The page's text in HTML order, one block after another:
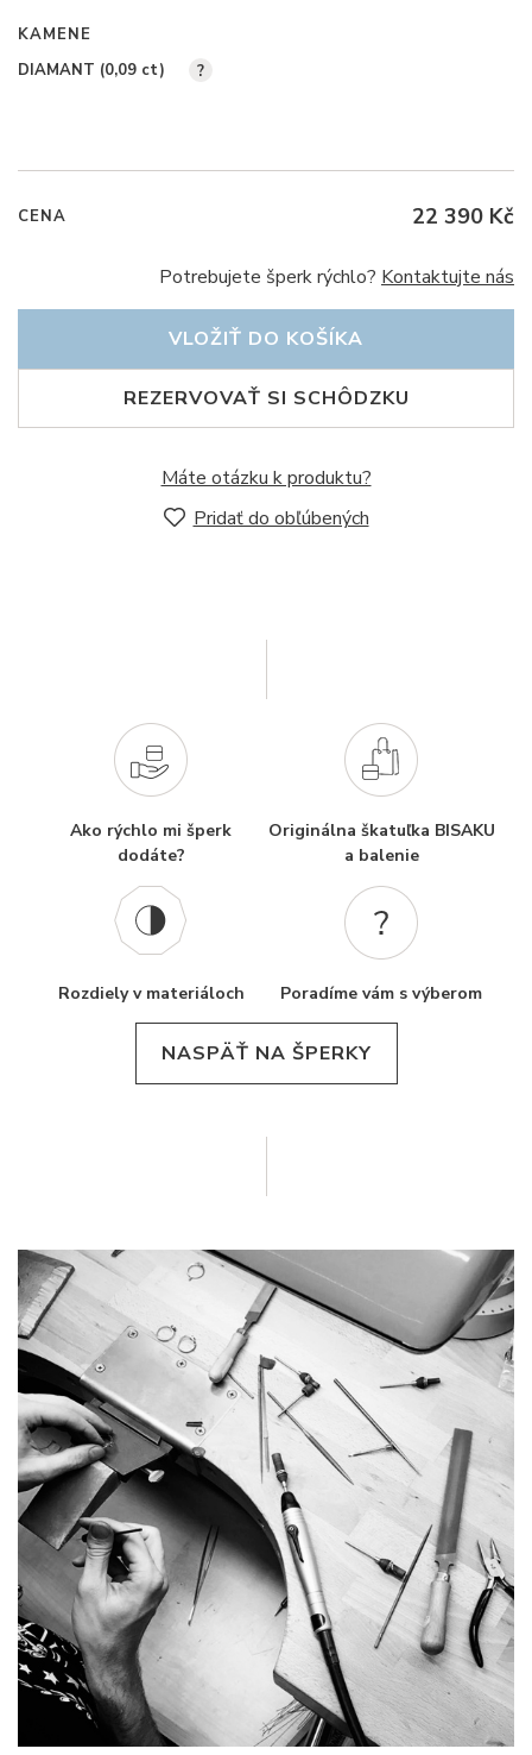
KAMENE
DIAMANT (0,09 ct) ?
CENA 22 390 Kč
Potrebujete šperk rýchlo? Kontaktujte nás
REZERVOVAŤ SI SCHÔDZKU
VLOŽIŤ DO KOŠÍKA
Máte otázku k produktu?
Pridať do obľúbených
Ako rýchlo mi šperk
dodáte?
Originálna škatuľka BISAKU
a balenie
Rozdiely v materiáloch Poradíme vám s výberom
NASPÄŤ NA ŠPERKY